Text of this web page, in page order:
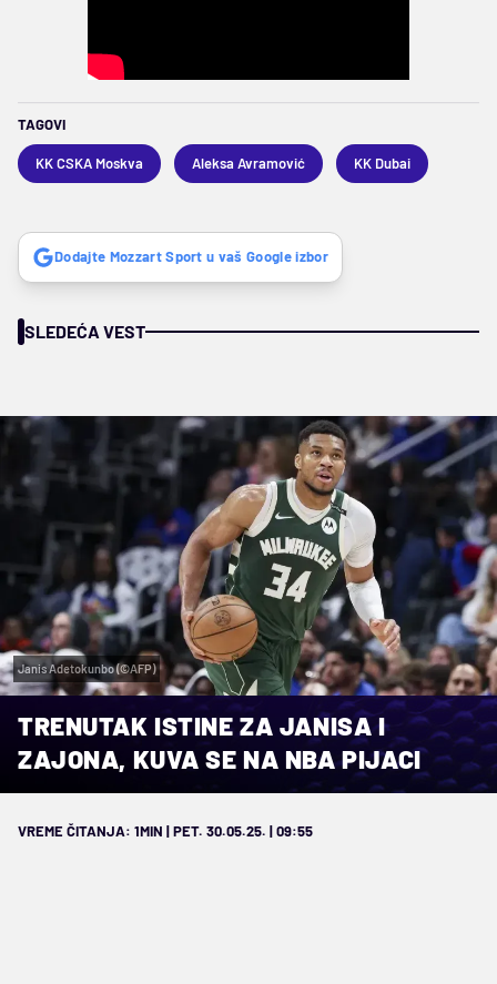
TAGOVI
KK CSKA Moskva Aleksa Avramović KK Dubai
Dodajte Mozzart Sport u vaš Google izbor
SLEDEĆA VEST
Janis Adetokunbo (©AFP)
TRENUTAK ISTINE ZA JANISA I
ZAJONA, KUVA SE NA NBA PIJACI
VREME ČITANJA: 1MIN | PET. 30.05.25. | 09:55